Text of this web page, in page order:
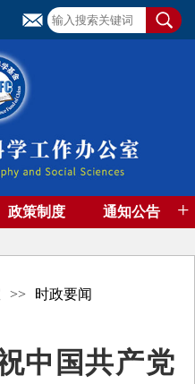
政策制度 通知公告 +
>> 时政要闻
中国共产党